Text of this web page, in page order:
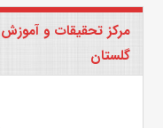
مرکز تحقیقات و
گلستان